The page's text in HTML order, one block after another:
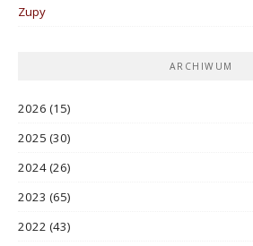
Zupy
ARCHIWUM
2026 (15)
2025 (30)
2024(26)
2023 (65)
2022 (43)